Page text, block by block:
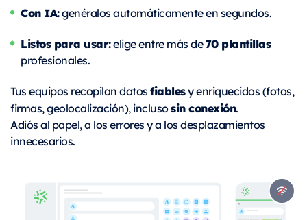
Con IA:genéralos automáticamente en segundos.
Listos para usar:elige entre más de70 plantillas
profesionales.
Tus equipos recopilan datosfiablesy enriquecidos (fotos,
firmas, geolocalización), inclusosin conexión.
Adiós al papel, a los errores y a los desplazamientos
innecesarios.